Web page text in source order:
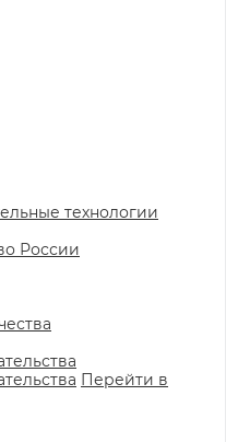
технологии
России
Перейти в